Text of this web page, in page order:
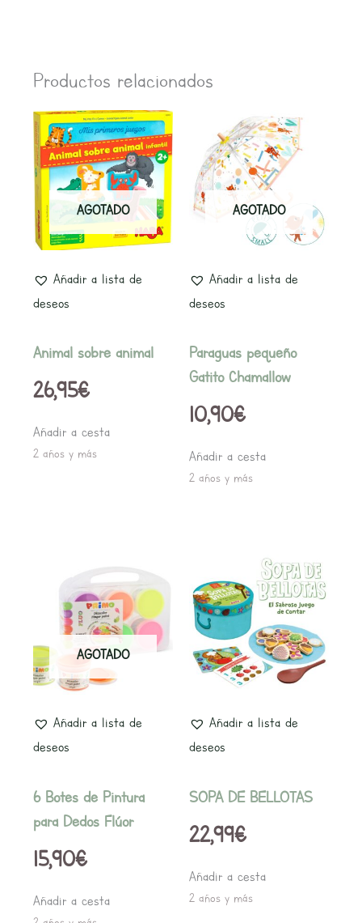
Productos relacionados
AGOTADO
Añadir a lista de
deseos
Animal sobre animal
26,95€
Añadir a cesta
2 años y más
AGOTADO
Añadir a lista de
deseos
Paraguas pequeño
Gatito Chamallow
10,90€
Añadir a cesta
2 años y más
AGOTADO
Añadir a lista de
deseos
6 Botes de Pintura
para Dedos Flúor
15,90€
Añadir a cesta
Añadir a lista de
deseos
SOPA DE BELLOTAS
22,99€
Añadir a cesta
2 años y más